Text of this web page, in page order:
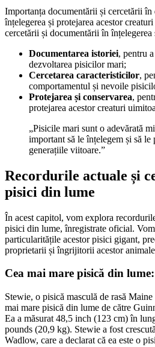
Importanța documentării și cercetării în
înțelegerea și protejarea acestor
cercetării și documentării în
Documentarea istoriei, pentru
dezvoltarea pisicilor mari;
Cercetarea caracteristicilor,
comportamentul și nevoile
Protejarea și conservarea,
protejarea acestor creaturi
„Pisicile mari sunt o adevărată
important să le înțelegem și să le
generațiile viitoare.”
Recordurile actuale și
pisici din lume
În acest capitol, vom explora
pisici din lume, înregistrate oficial.
particularitățile acestor pisici gigant,
proprietarii și îngrijitorii acestor
Cea mai mare pisică din
Stewie, o pisică masculă de rasă
mai mare pisică din lume de către
Ea a măsurat 48,5 inch (123 cm) în
pounds (20,9 kg). Stewie a fost
Wadlow, care a declarat că ea este o